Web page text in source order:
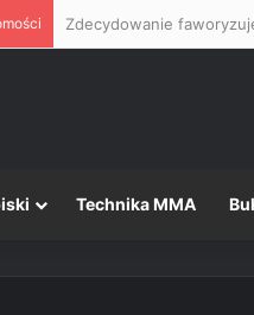
Technika MMA